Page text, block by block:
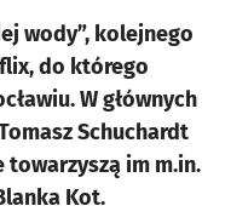
wody”, kolejnego
do którego
W głównych
Schuchardt
towarzyszą im m.in.
Kot.